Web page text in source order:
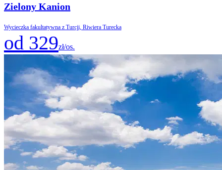
Zielony Kanion
Wycieczka fakultatywna z Turcji, Riwiera Turecka
od 329zł/os.